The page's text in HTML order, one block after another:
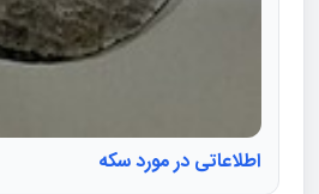
اطلاعاتی در مورد سکه